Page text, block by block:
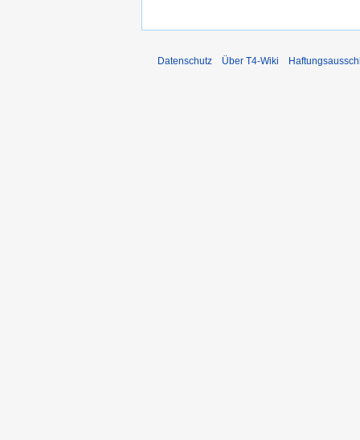
Datenschutz Über T4-Wiki